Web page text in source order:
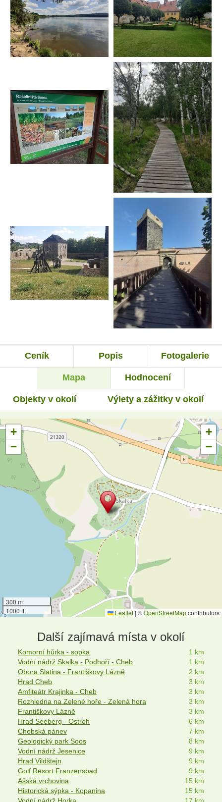
Ceník Popis Fotogalerie
Mapa Hodnocení
Objekty v okolí Výlety a zážitky v okolí
+
−
+
−
300 m
1000 ft
Leaflet | ©OpenStreetMapcontributors
Další zajímavá místa v okolí
Komorní hůrka - sopka
1 km
Vodní nádrž Skalka - Podhoří - Cheb
1 km
Obora Slatina - Františkovy Lázně
2 km
Hrad Cheb
3 km
Amfiteátr Krajinka - Cheb
3 km
Rozhledna na Zelené hoře - Zelená hora
3 km
Františkovy Lázně
3 km
Hrad Seeberg - Ostroh
6 km
Chebská pánev
7 km
Geologický park Soos
8 km
Vodní nádrž Jesenice
9 km
Hrad Vildštejn
9 km
Golf Resort Franzensbad
9 km
Ašská vrchovina
15 km
Historická sýpka - Kopanina
15 km